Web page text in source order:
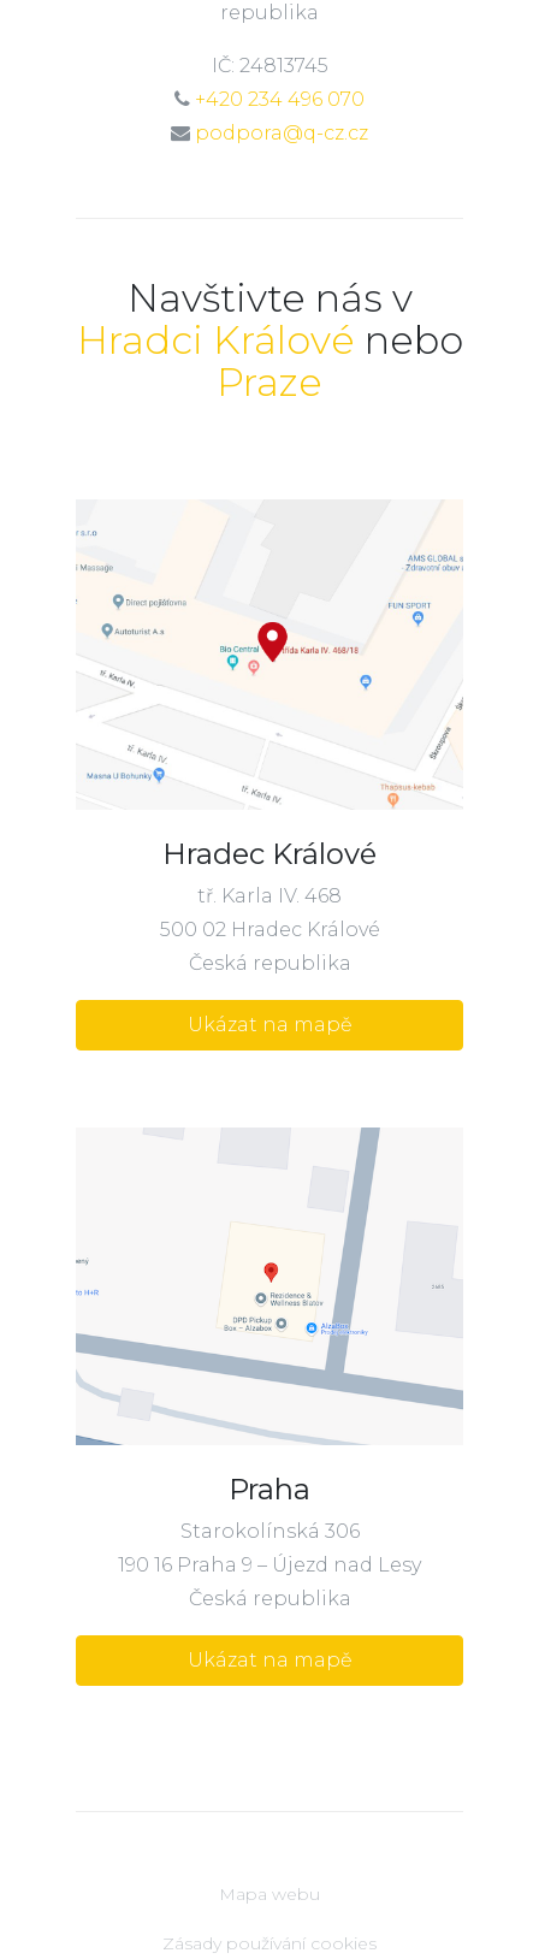
republika
IČ: 24813745
+420 234 496 070
podpora@q-cz.cz
Navštivte nás v
Hradci Králové nebo
Praze
Hradec Králové
tř. Karla IV. 468
500 02 Hradec Králové
Česká republika
Ukázat na mapě
Praha
Starokolínská 306
190 16 Praha 9 – Újezd nad Lesy
Česká republika
Ukázat na mapě
Mapa webu
Zásady používání cookies